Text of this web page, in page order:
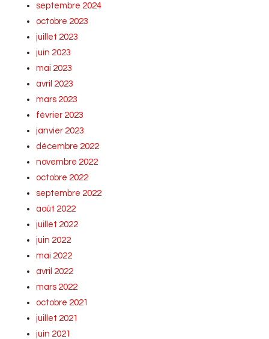
septembre 2024
octobre 2023
juillet 2023
juin 2023
mai 2023
avril 2023
mars 2023
février 2023
janvier 2023
décembre 2022
novembre 2022
octobre 2022
septembre 2022
août 2022
juillet 2022
juin 2022
mai 2022
avril 2022
mars 2022
octobre 2021
juillet 2021
juin 2021